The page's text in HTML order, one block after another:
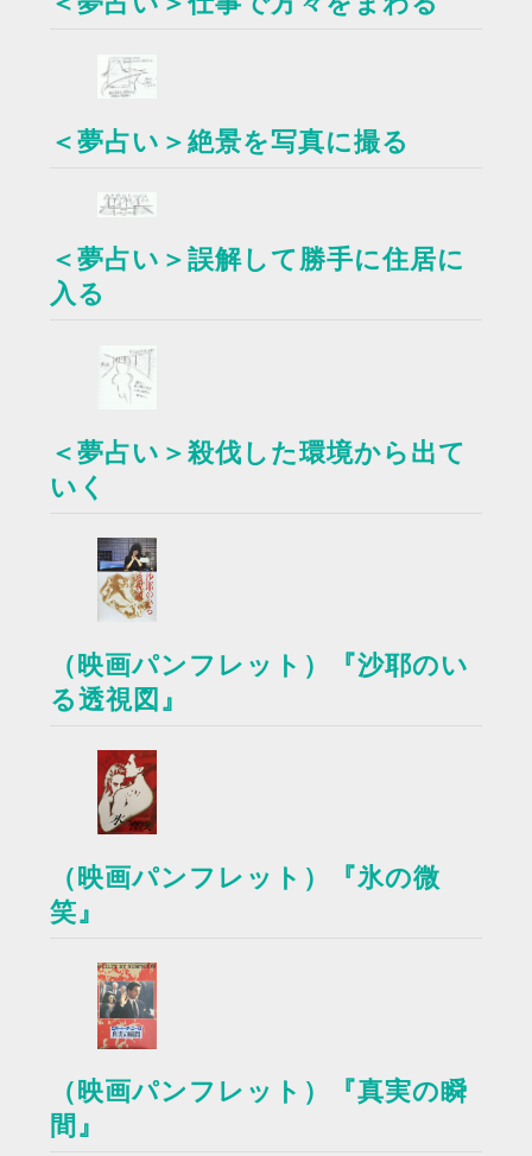
＜夢占い＞絶景を写真に撮る
＜夢占い＞誤解して勝手に住居に
入る
＜夢占い＞殺伐した環境から出て
いく
（映画パンフレット）『沙耶のい
る透視図』
（映画パンフレット）『氷の微
笑』
（映画パンフレット）『真実の瞬
間』